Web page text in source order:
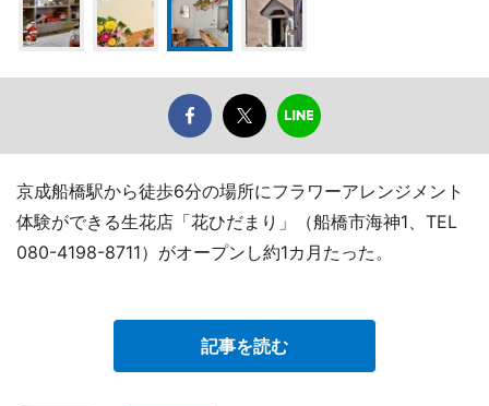
京成船橋駅から徒歩6分の場所にフラワーアレンジメント
体験ができる生花店「花ひだまり」（船橋市海神1、TEL
080-4198-8711）がオープンし約1カ月たった。
記事を読む